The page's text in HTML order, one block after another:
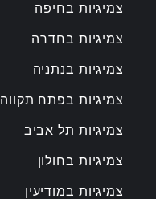
צמיגיות בחיפה
צמיגיות בחדרה
צמיגיות בנתניה
צמיגיות בפתח תקווה
צמיגיות תל אביב
צמיגיות בחולון
צמיגיות במודיעין